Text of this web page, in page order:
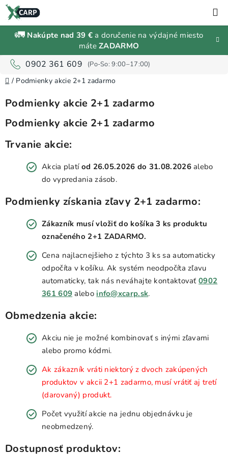
Prejsť
na
obsah
🚛 Nakúpte nad 39 € a doručenie na výdajné miesto
máteZADARMO
0902 361 609
Zľavy a
Rybárske
Návnady
a
Predávané
značky
Prihlásenie
registrácia
Domov
/ Podmienky akcie 2+1 zadarmo
Podmienky akcie 2+1 zadarmo
Podmienky akcie 2+1 zadarmo
Trvanie akcie:
Akcia platí od 26.05.2026 do 31.08.2026alebo
do vypredania zásob.
Podmienky získania zľavy 2+1 zadarmo:
Zákazník musí vložiť do košíka 3 ks produktu
označeného 2+1 ZADARMO.
Cena najlacnejšieho z týchto 3 ks sa automaticky
odpočíta v košíku. Ak systém neodpočíta zľavu
automaticky, tak nás neváhajte kontaktovať0902
361 609 alebo info@xcarp.sk.
Obmedzenia akcie:
Akciu nie je možné kombinovať s inými zľavami
alebo promo kódmi.
Ak zákazník vráti niektorý z dvoch zakúpených
produktov v akcii 2+1 zadarmo, musí vrátiť aj tretí
(darovaný) produkt.
Počet využití akcie na jednu objednávku je
neobmedzený.
Dostupnosť produktov: